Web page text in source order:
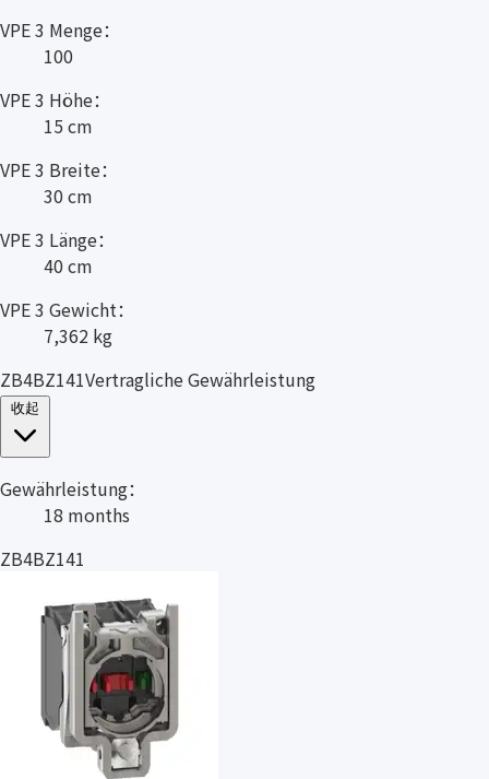
VPE 3 Menge：
100
VPE 3 Höhe：
15 cm
VPE 3 Breite：
30 cm
VPE 3 Länge：
40 cm
VPE 3 Gewicht：
7,362 kg
ZB4BZ141Vertragliche Gewährleistung
Gewährleistung：
18 months
ZB4BZ141